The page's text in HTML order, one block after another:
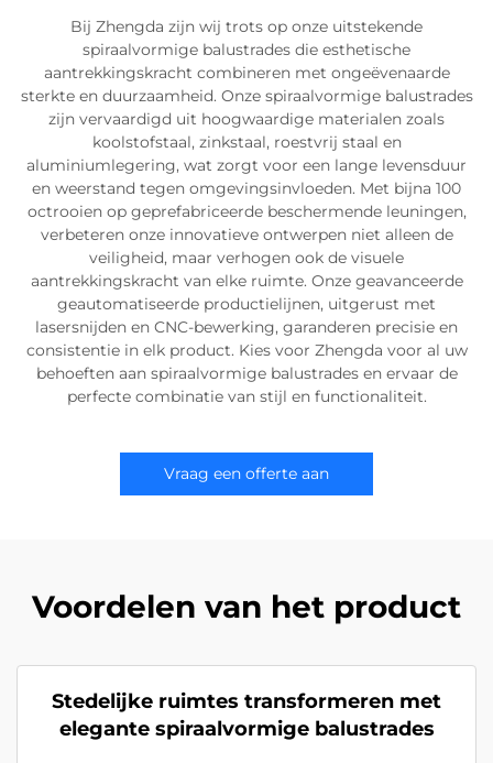
Bij Zhengda zijn wij trots op onze uitstekende
spiraalvormige balustrades die esthetische
aantrekkingskracht combineren met ongeëvenaarde
sterkte en duurzaamheid. Onze spiraalvormige balustrades
zijn vervaardigd uit hoogwaardige materialen zoals
koolstofstaal, zinkstaal, roestvrij staal en
aluminiumlegering, wat zorgt voor een lange levensduur
en weerstand tegen omgevingsinvloeden. Met bijna 100
octrooien op geprefabriceerde beschermende leuningen,
verbeteren onze innovatieve ontwerpen niet alleen de
veiligheid, maar verhogen ook de visuele
aantrekkingskracht van elke ruimte. Onze geavanceerde
geautomatiseerde productielijnen, uitgerust met
lasersnijden en CNC-bewerking, garanderen precisie en
consistentie in elk product. Kies voor Zhengda voor al uw
behoeften aan spiraalvormige balustrades en ervaar de
perfecte combinatie van stijl en functionaliteit.
Vraag een offerte aan
Voordelen van het product
Stedelijke ruimtes transformeren met
elegante spiraalvormige balustrades